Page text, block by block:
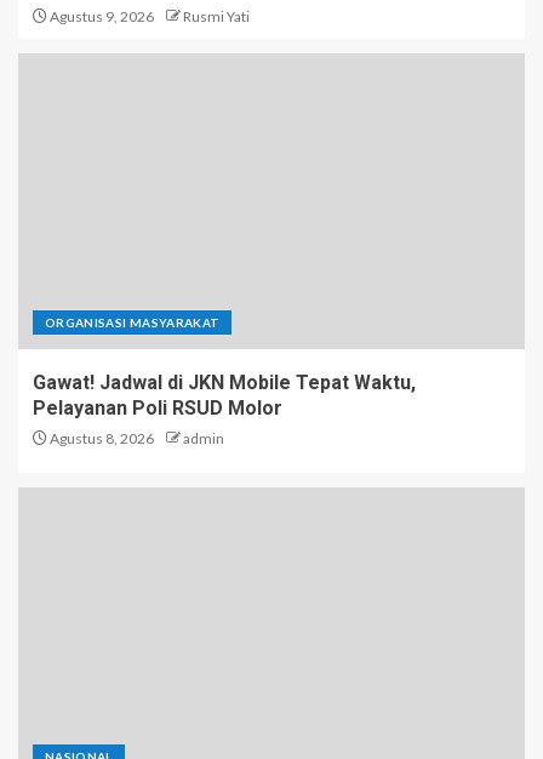
Agustus 9, 2026 Rusmi Yati
ORGANISASI MASYARAKAT
Gawat! Jadwal di JKN Mobile Tepat Waktu,
Pelayanan Poli RSUD Molor
Agustus 8, 2026 admin